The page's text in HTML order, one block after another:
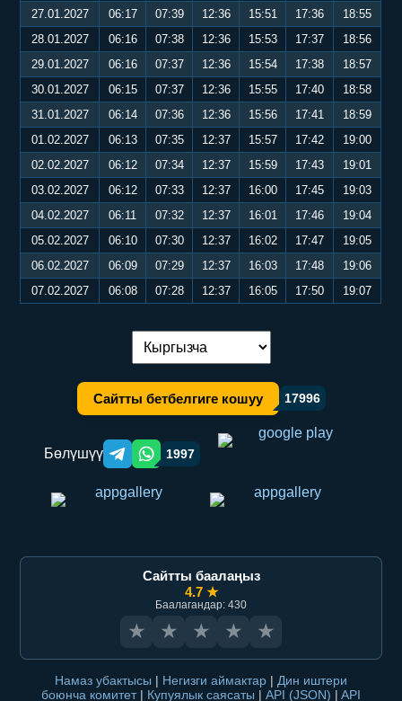
27.01.2027
06:17 07:39 12:36 15:51 17:36
18:55
28.01.2027
06:16 07:38 12:36 15:53 17:37
18:56
29.01.2027
06:16 07:37 12:36 15:54 17:38
18:57
30.01.2027
06:15 07:37 12:36 15:55 17:40
18:58
31.01.2027
06:14 07:36 12:36 15:56 17:41
18:59
01.02.2027
06:13 07:35 12:37 15:57 17:42
19:00
02.02.2027
06:12 07:34 12:37 15:59 17:43
19:01
03.02.2027
06:12 07:33 12:37 16:00 17:45
19:03
04.02.2027
06:11 07:32 12:37 16:01 17:46
19:04
05.02.2027
06:10 07:30 12:37 16:02 17:47
19:05
06.02.2027
06:09 07:29 12:37 16:03 17:48
19:06
07.02.2027
06:08 07:28 12:37 16:05 17:50 19:07
Тилди алмаштыруу:
Сайтты бетбелгиге кошуу 17996
Бөлүшүү Telegram orqali ulashish
WhatsApp orqali ulashish
1997
Сайтты баалаңыз
4.7 ★
Баалагандар: 430
★ ★ ★ ★ ★
Намаз убактысы | Негизги аймактар | Дин иштери
боюнча комитет | Купуялык саясаты | API (JSON) | API